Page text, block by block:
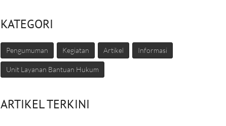
KATEGORI
Pengumuman Kegiatan Artikel Informasi
Unit Layanan Bantuan Hukum
ARTIKEL TERKINI